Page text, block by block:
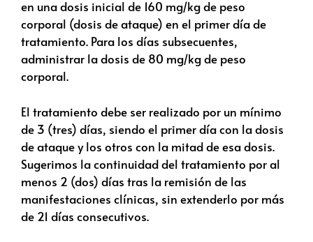
en una dosis inicial de 160 mg/kg de peso
corporal (dosis de ataque) en el primer día de
tratamiento. Para los días subsecuentes,
administrar la dosis de 80 mg/kg de peso
corporal.
El tratamiento debe ser realizado por un mínimo
de 3 (tres) días, siendo el primer día con la dosis
de ataque y los otros con la mitad de esa dosis.
Sugerimos la continuidad del tratamiento por al
menos 2 (dos) días tras la remisión de las
manifestaciones clínicas, sin extenderlo por más
de 21 días consecutivos.